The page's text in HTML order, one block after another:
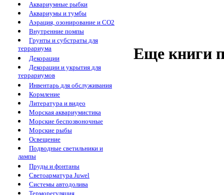
Аквариумные рыбки
Аквариумы и тумбы
Аэрация, озонирование и CO2
Внутренние помпы
Грунты и субстраты для
террариума
Декорации
Декорации и укрытия для
террариумов
Инвентарь для обслуживания
Кормление
Литература и видео
Морская аквариумистика
Морские беспозвоночные
Морские рыбы
Освещение
Подводные светильники и
лампы
Пруды и фонтаны
Светоарматура Juwel
Системы автодолива
Терморегуляция
Еще книги